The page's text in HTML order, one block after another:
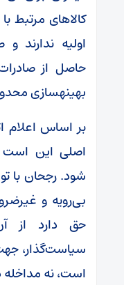
کالاهای مرتبط
اولیه ندارند و
حاصل از
بهینهسازی
بر اساس اعلام
اصلی این است
شود. رجحان با
بی‌رویه و
حق دارد از
سیاست‌گذار،
است، نه مداخله